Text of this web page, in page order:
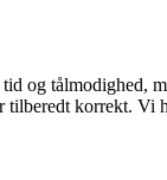
og tålmodighed,
tilberedt korrekt.